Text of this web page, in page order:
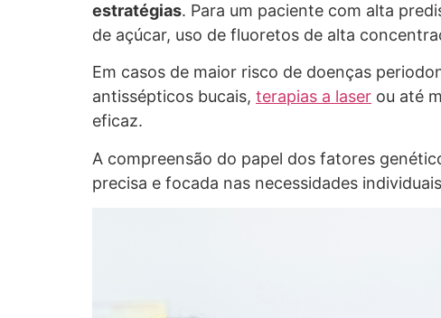
estratégias. Para um paciente com alta
de açúcar, uso de fluoretos de alta
Em casos de maior risco de doenças
antissépticos bucais, terapias a laser ou até
eficaz.
A compreensão do papel dos fatores
precisa e focada nas necessidades